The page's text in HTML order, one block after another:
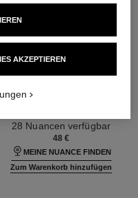
ultra le teint le correcteur
Concealer – Langer Halt –
Makelloses Finish
178012
28 Nuancen verfügbar
48 €
MEINE NUANCE FINDEN
Zum Warenkorb hinzufügen
AKZEPTIEREN